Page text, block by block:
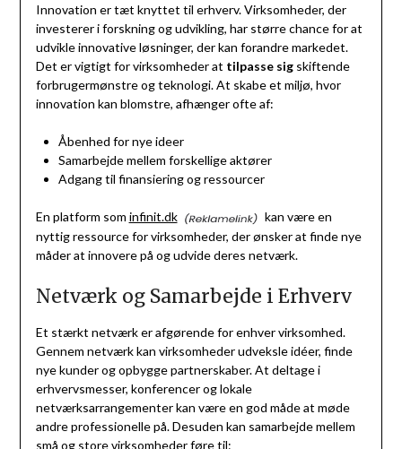
Innovation er tæt knyttet til erhverv. Virksomheder, der
investerer i forskning og udvikling, har større chance for at
udvikle innovative løsninger, der kan forandre markedet.
Det er vigtigt for virksomheder at tilpasse sigskiftende
forbrugermønstre og teknologi. At skabe et miljø, hvor
innovation kan blomstre, afhænger ofte af:
Åbenhed for nye ideer
Samarbejde mellem forskellige aktører
Adgang til finansiering og ressourcer
En platform som infinit.dk
kan være en
nyttig ressource for virksomheder, der ønsker at finde nye
måder at innovere på og udvide deres netværk.
Netværk og Samarbejde i Erhverv
Et stærkt netværk er afgørende for enhver virksomhed.
Gennem netværk kan virksomheder udveksle idéer, finde
nye kunder og opbygge partnerskaber. At deltage i
erhvervsmesser, konferencer og lokale
netværksarrangementer kan være en god måde at møde
andre professionelle på. Desuden kan samarbejde mellem
små og store virksomheder føre til: